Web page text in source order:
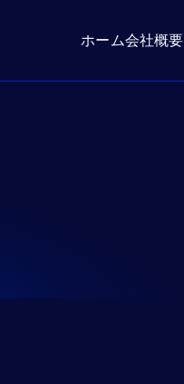
ホーム会社概要